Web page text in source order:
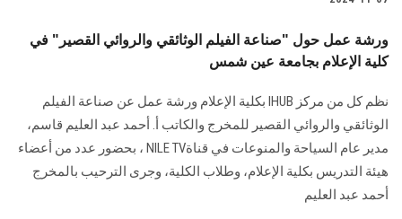
ورشة عمل حول "صناعة الفيلم الوثائقي والروائي القصير" في
كلية الإعلام بجامعة عين شمس
نظم كل من مركز‎ IHUB ‎بكلية الإعلام ورشة عمل عن صناعة الفيلم
‏الوثائقي والروائي القصير للمخرج والكاتب أ. أحمد عبد العليم قاسم،
مدير عام السياحة ‏والمنوعات في قناة‎ NILE TV، بحضور عدد من أعضاء
هيئة التدريس بكلية الإعلام، وطلاب ‏الكلية، وجرى الترحيب بالمخرج
أحمد عبد العليم ‎